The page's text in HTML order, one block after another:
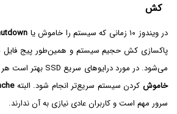
کش
در ویندوز ۱۰ زمانی که سیستم را خاموش یا
پاکسازی کش حجیم سیستم و همین‌طور پیج فایل
می‌شود. در مورد درایوهای سریع SSD بهتر است هر دو ویژگی را غیرفعال کنید تا
خاموشکردن سیستم سریع‌تر انجام شود. البته
سرور مهم است و کاربران عادی نیازی به آن ندارند.